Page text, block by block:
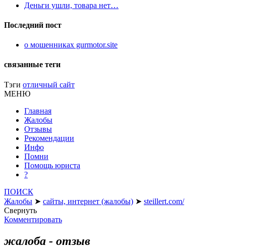
Деньги ушли, товара нет…
Последний пост
о мошенниках gurmotor.site
связанные теги
Тэги отличный сайт
МЕНЮ
Главная
Жалобы
Отзывы
Рекомендации
Инфо
Помни
Помощь юриста
?
ПОИСК
Жалобы ➤ сайты, интернет (жалобы) ➤ steillert.com/
Свернуть
Комментировать
жалоба - отзыв